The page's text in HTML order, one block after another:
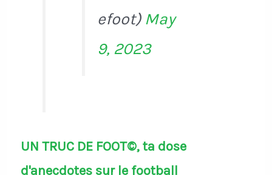
efoot) May
9, 2023
UN TRUC DE FOOT©, ta dose
d'anecdotes sur le football